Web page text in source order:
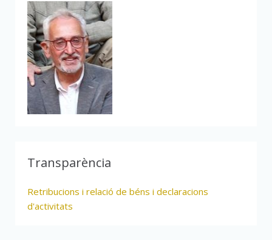
Transparència
Retribucions i relació de béns i declaracions
d'activitats